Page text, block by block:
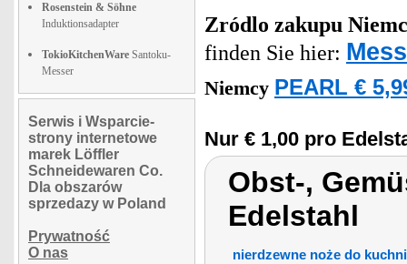
Rosenstein & Söhne
Induktionsadapter
TokioKitchenWare Santoku-
Messer
Serwis i Wsparcie-
strony internetowe
marek Löffler
Schneidewaren Co.
Dla obszarów
sprzedazy w Poland
Prywatność
O nas
Zródlo zakupu
finden Sie hier:
Niemcy PEARL €
Nur € 1,00 pro
Obst-,
Edelstahl
nierdzewne noże do kuchni